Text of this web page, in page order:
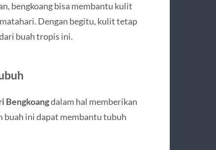
bengkoang bisa membantu kulit
Dengan begitu, kulit tetap
buah tropis ini.
Bengkoangdalam hal memberikan
buah ini dapat membantu tubuh